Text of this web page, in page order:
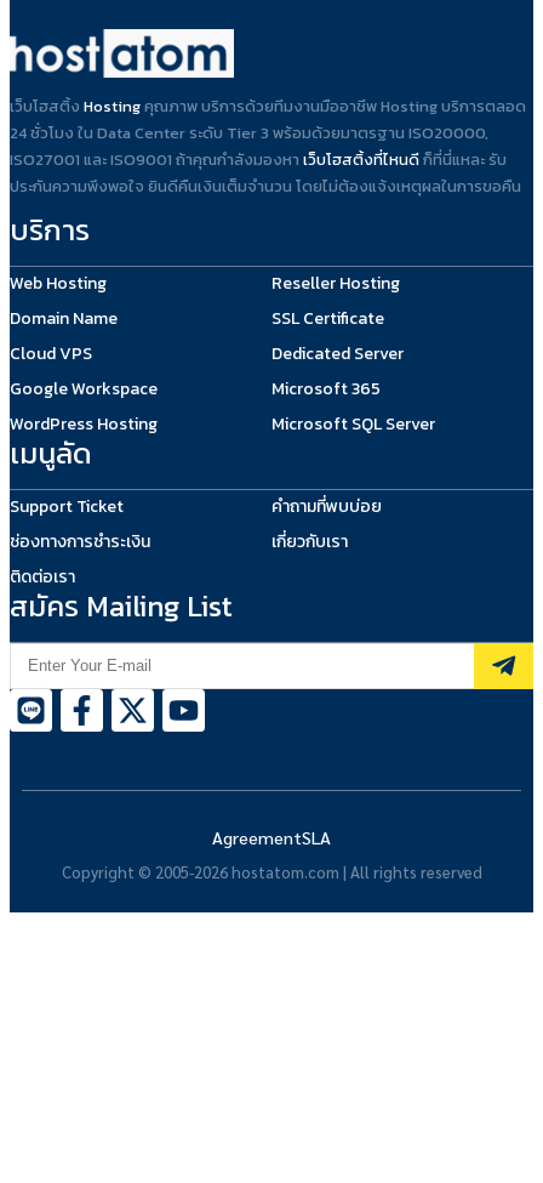
เว็บโฮสติ้ง Hostingคุณภาพ บริการด้วยทีมงานมืออาชีพ Hosting บริการตลอด
24 ชั่วโมง ใน Data Center ระดับ Tier 3 พร้อมด้วยมาตรฐาน ISO20000,
ISO27001 และ ISO9001 ถ้าคุณกำลังมองหา เว็บโฮสติ้งที่ไหนดีก็ที่นี่แหละ รับ
ประกันความพึงพอใจ ยินดีคืนเงินเต็มจำนวน โดยไม่ต้องแจ้งเหตุผลในการขอคืน
บริการ
Web Hosting
Domain Name
Cloud VPS
Google Workspace
WordPress Hosting
Reseller Hosting
SSL Certificate
Dedicated Server
Microsoft 365
Microsoft SQL Server
เมนูลัด
Support Ticket
ช่องทางการชำระเงิน
ติดต่อเรา
คำถามที่พบบ่อย
เกี่ยวกับเรา
สมัคร Mailing List
Copyright © 2005-2026 hostatom.com | All rights reserved
AgreementSLA